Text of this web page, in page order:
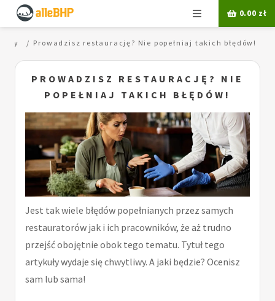
Menu 0.00 zł
Prowadzisz restaurację? Nie popełniaj takich błędów!
PROWADZISZ RESTAURACJĘ? NIE
POPEŁNIAJ TAKICH BŁĘDÓW!
Jest tak wiele błędów popełnianych przez samych
restauratorów jak i ich pracowników, że aż trudno
przejść obojętnie obok tego tematu. Tytuł tego
artykuły wydaje się chwytliwy. A jaki będzie? Ocenisz
sam lub sama!